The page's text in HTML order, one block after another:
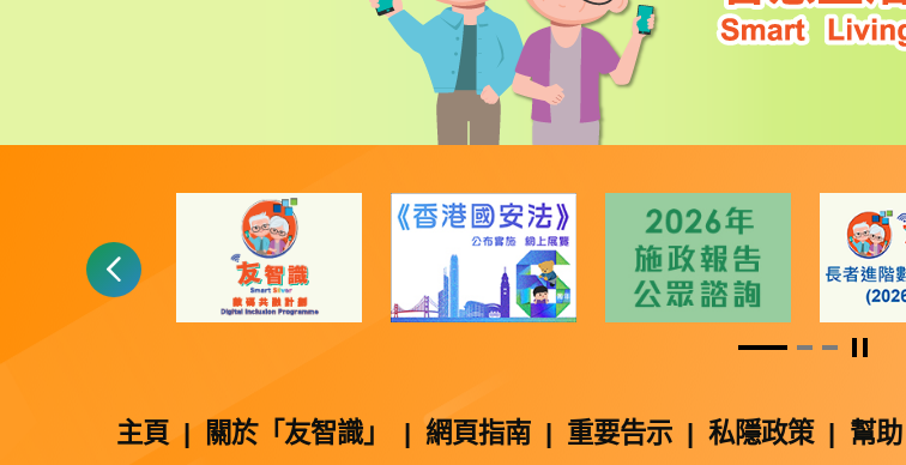
暫停
主頁 | 關於「友智識」 | 網頁指南 | 重要告示 | 私隱政策 | 幫助